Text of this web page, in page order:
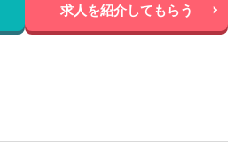
求人を紹介してもらう